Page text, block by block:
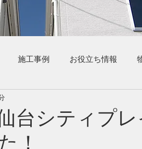
施工事例 お役立ち情報
台シティプ
！